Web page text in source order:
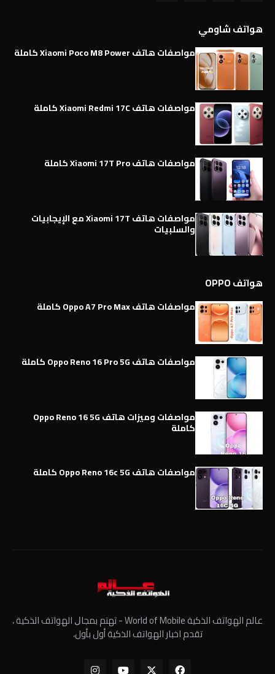
هواتف شاومي
مواصفات هاتف Xiaomi Poco M8 Power كاملة
مواصفات هاتف Xiaomi Redmi 17C كاملة
مواصفات هاتف Xiaomi 17T Pro كاملة
مواصفات هاتف Xiaomi 17T مع الإيجابيات
والسلبيات
هواتف OPPO
مواصفات هاتف Oppo A7 Pro Max كاملة
مواصفات هاتف Oppo Reno 16 Pro 5G كاملة
مواصفات وميزات هاتف Oppo Reno 16 5G
كاملة
مواصفات هاتف Oppo Reno 16c 5G كاملة
عالم الهواتف الذكية World of Mobile - ﺗﻬﺘﻢ ﺑﻤﺠﺎﻝ الهواتف الذكية ،
تقدم اخبار الهواتف الذكية أول بأول،